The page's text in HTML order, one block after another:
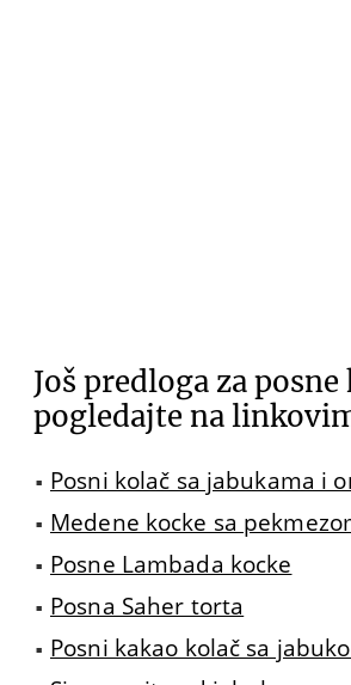
Još predloga za posne
pogledajte na
Posni kolač sa jabukama i
Medene kocke sa
Posne Lambada kocke
Posna Saher torta
Posni kakao kolač sa